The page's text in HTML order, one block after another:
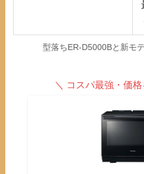
型落ちER-D5000Bと新モ
＼ コスパ最強・価